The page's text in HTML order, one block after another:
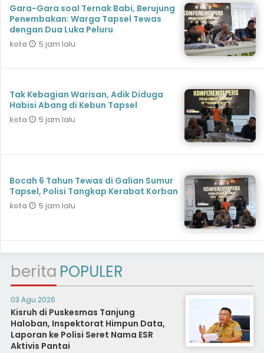
Gara-Gara soal Ternak Babi, Berujung
Penembakan: Warga Tapsel Tewas
dengan Dua Luka Peluru
kota 5 jam lalu
Tak Kebagian Warisan, Adik Diduga
Habisi Abang di Kebun Tapsel
kota 5 jam lalu
Bocah 6 Tahun Tewas di Galian Sumur
Tapsel, Polisi Tangkap Kerabat Korban
kota 5 jam lalu
berita POPULER
03 Agu 2026
Kisruh di Puskesmas Tanjung
Haloban, Inspektorat Himpun Data,
Laporan ke Polisi Seret Nama ESR
Aktivis Pantai